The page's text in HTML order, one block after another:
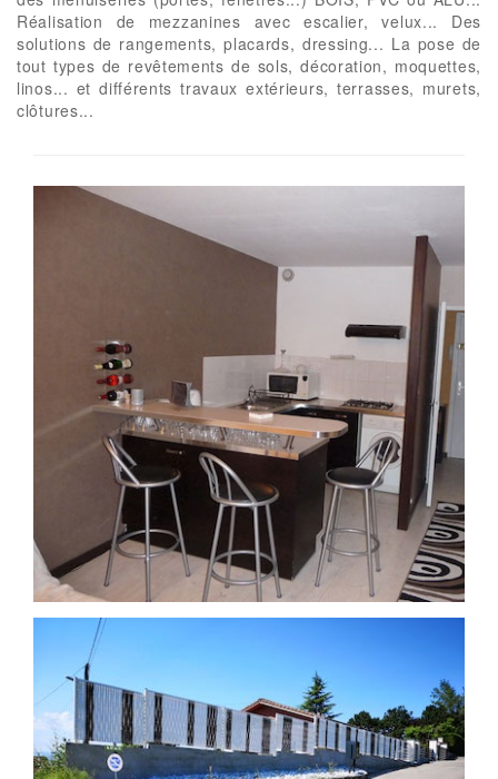
Réalisation de mezzanines avec escalier, velux... Des
solutions de rangements, placards, dressing... La pose de
tout types de revêtements de sols, décoration, moquettes,
linos... et différents travaux extérieurs, terrasses, murets,
clôtures...